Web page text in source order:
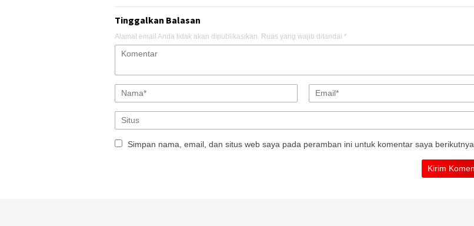
Tinggalkan Balasan
Alamat email Anda tidak akan dipublikasikan. Ruas yang wajib ditandai *
Simpan nama, email, dan situs web saya pada peramban ini untuk komentar saya berikutnya.